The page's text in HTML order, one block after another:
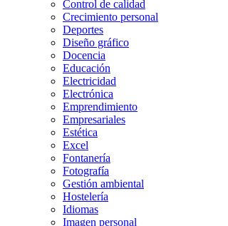
Control de calidad
Crecimiento personal
Deportes
Diseño gráfico
Docencia
Educación
Electricidad
Electrónica
Emprendimiento
Empresariales
Estética
Excel
Fontanería
Fotografía
Gestión ambiental
Hostelería
Idiomas
Imagen personal